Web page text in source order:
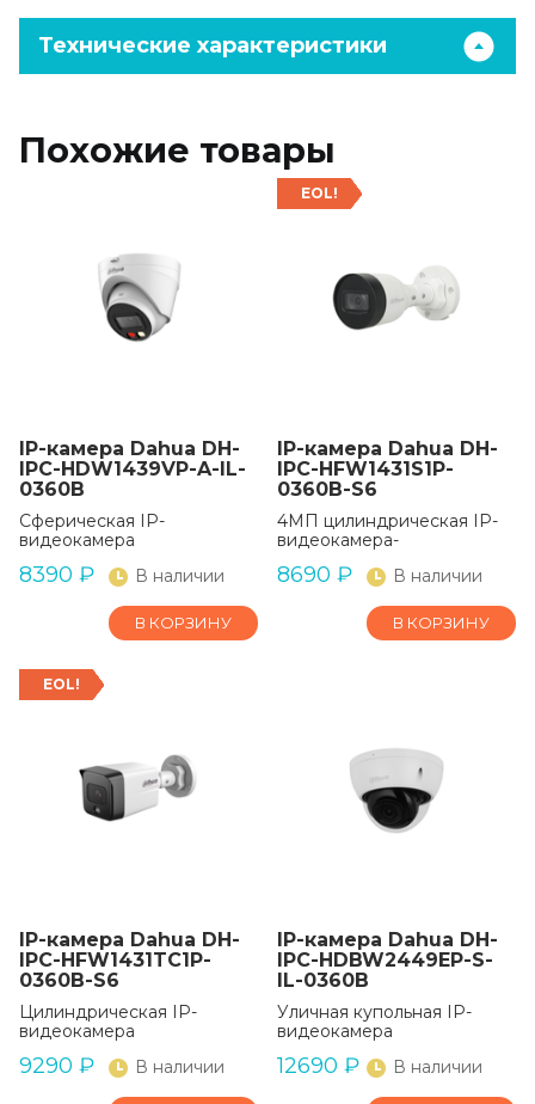
Технические характеристики
Похожие товары
IP-камера Dahua DH-
IPC-HDW1439VP-A-IL-
0360B
Сферическая IP-
видеокамера
8390 ₽ В наличии
В КОРЗИНУ
EOL!
IP-камера Dahua DH-
IPC-HFW1431S1P-
0360B-S6
4МП цилиндрическая IP-
видеокамера-
8690 ₽ В наличии
В КОРЗИНУ
EOL!
IP-камера Dahua DH-
IPC-HFW1431TC1P-
0360B-S6
Цилиндрическая IP-
видеокамера
9290 ₽ В наличии
IP-камера Dahua DH-
IPC-HDBW2449EP-S-
IL-0360B
Уличная купольная IP-
видеокамера
12690 ₽ В наличии